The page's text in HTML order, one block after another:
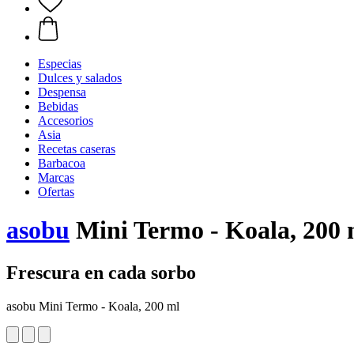
Especias
Dulces y salados
Despensa
Bebidas
Accesorios
Asia
Recetas caseras
Barbacoa
Marcas
Ofertas
asobu Mini Termo - Koala, 200
Frescura en cada sorbo
asobu Mini Termo - Koala, 200 ml